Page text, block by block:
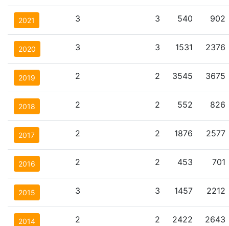
2021 3 3 540 902
2020 3 3 1531 2376
2019 2 2 3545 3675
2018 2 2 552 826
2017 2 2 1876 2577
2016 2 2 453 701
2015 3 3 1457 2212
2014 2 2 2422 2643